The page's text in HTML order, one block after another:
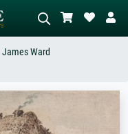
Sie die Szene – z.B. Grüne
Abstrakt mit viel Rot, Dunkles
Stehender Akt neben einem
James Ward